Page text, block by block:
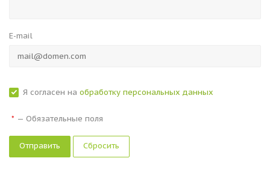
E-mail
Я согласен на обработку персональных данных
* — Обязательные поля
Сбросить